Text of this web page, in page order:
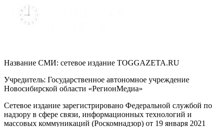
Название СМИ: cетевое издание TOGGAZETA.RU
Учредитель: Государственное автономное учреждение
Новосибирской области «РегионМедиа»
Сетевое издание зарегистрировано Федеральной службой по
надзору в сфере связи, информационных технологий и
массовых коммуникаций (Роскомнадзор) от 19 января 2021